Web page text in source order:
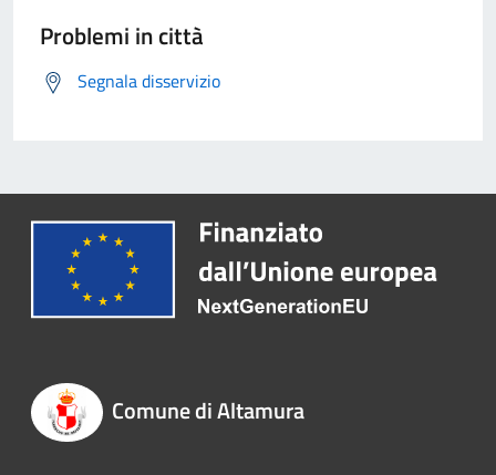
Problemi in città
Segnala disservizio
Comune di Altamura